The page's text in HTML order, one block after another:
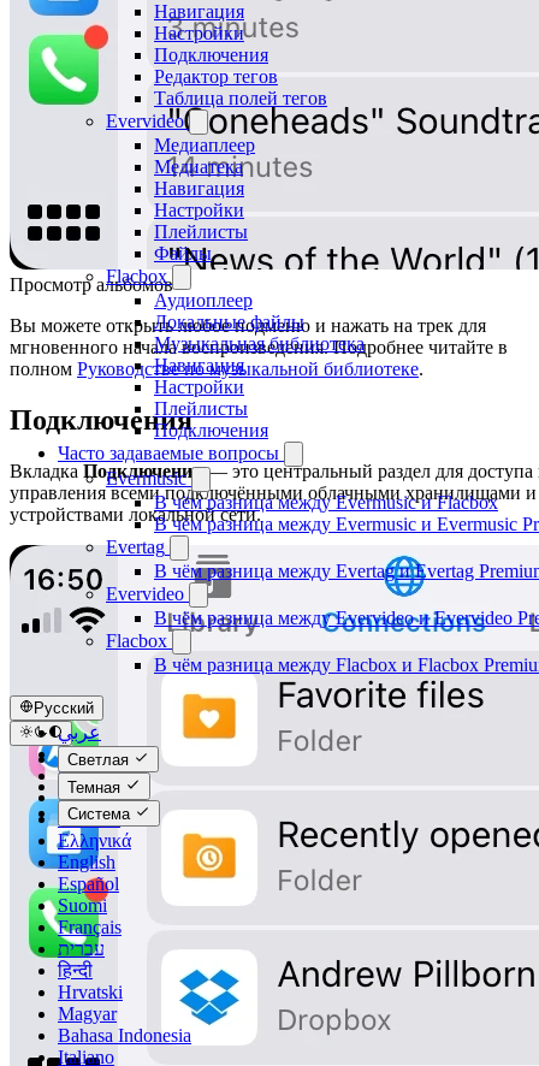
Навигация
Настройки
Подключения
Редактор тегов
Таблица полей тегов
Evervideo
Медиаплеер
Медиатека
Навигация
Настройки
Плейлисты
Файлы
Flacbox
Аудиоплеер
Локальные файлы
Музыкальная библиотека
Навигация
Настройки
Плейлисты
Подключения
Часто задаваемые вопросы
Evermusic
В чём разница между Evermusic и Flacbox
В чём разница между Evermusic и Evermusic
Evertag
В чём разница между Evertag и Evertag
Evervideo
В чём разница между Evervideo и Evervideo
Flacbox
В чём разница между Flacbox и Flacbox
Русский
عربي
Català
Čeština
Dansk
Deutsch
Ελληνικά
English
Español
Suomi
Français
עברית
हिन्दी
Hrvatski
Magyar
Bahasa Indonesia
Italiano
Светлая
Темная
Система
Просмотр альбомов
Вы можете открыть любое подменю и нажать на трек для
мгновенного начала воспроизведения. Подробнее читайте в
полном Руководстве по музыкальной библиотеке.
Подключения
Вкладка Подключения— это центральный раздел для доступа
управления всеми подключёнными облачными хранилищами и
устройствами локальной сети.